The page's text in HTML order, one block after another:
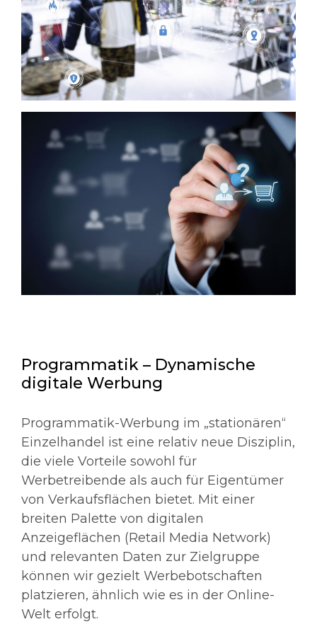
Programmatik – Dynamische
digitale Werbung
Programmatik-Werbung im „stationären“
Einzelhandel ist eine relativ neue Disziplin,
die viele Vorteile sowohl für
Werbetreibende als auch für Eigentümer
von Verkaufsflächen bietet. Mit einer
breiten Palette von digitalen
Anzeigeflächen (Retail Media Network)
und relevanten Daten zur Zielgruppe
können wir gezielt Werbebotschaften
platzieren, ähnlich wie es in der Online-
Welt erfolgt.